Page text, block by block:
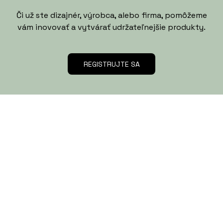
Či už ste dizajnér, výrobca, alebo firma, pomôžeme
vám inovovať a vytvárať udržateľnejšie produkty.
REGISTRUJTE SA